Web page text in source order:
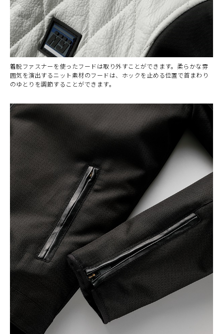
着脱ファスナーを使ったフードは取り外すことができます。柔らかな雰
囲気を演出するニット素材のフードは、ホックを止める位置で首まわり
のゆとりを調節することができます。